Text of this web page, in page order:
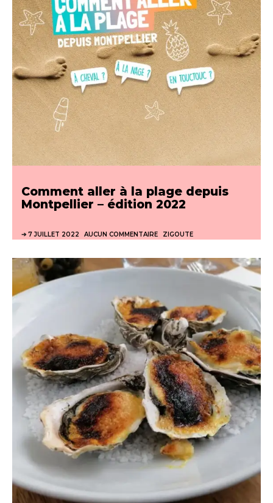
Comment aller à la plage depuis
Montpellier – édition 2022
7 JUILLET 2022 AUCUN COMMENTAIRE ZIGOUTE